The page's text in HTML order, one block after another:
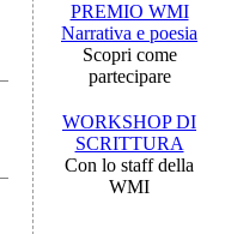
PREMIO WMI
Narrativa e poesia
Scopri come
partecipare
WORKSHOP DI
SCRITTURA
Con lo staff della
WMI